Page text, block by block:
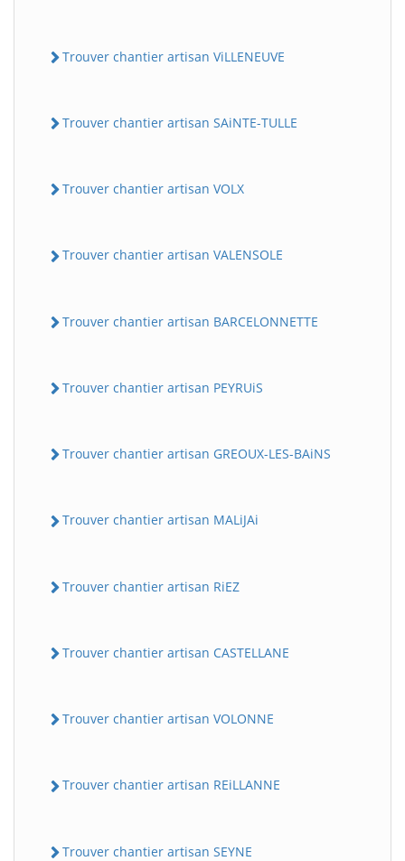
Trouver chantier artisan ViLLENEUVE
Trouver chantier artisan SAiNTE-TULLE
Trouver chantier artisan VOLX
Trouver chantier artisan VALENSOLE
Trouver chantier artisan BARCELONNETTE
Trouver chantier artisan PEYRUiS
Trouver chantier artisan GREOUX-LES-BAiNS
Trouver chantier artisan MALiJAi
Trouver chantier artisan RiEZ
Trouver chantier artisan CASTELLANE
Trouver chantier artisan VOLONNE
Trouver chantier artisan REiLLANNE
Trouver chantier artisan SEYNE